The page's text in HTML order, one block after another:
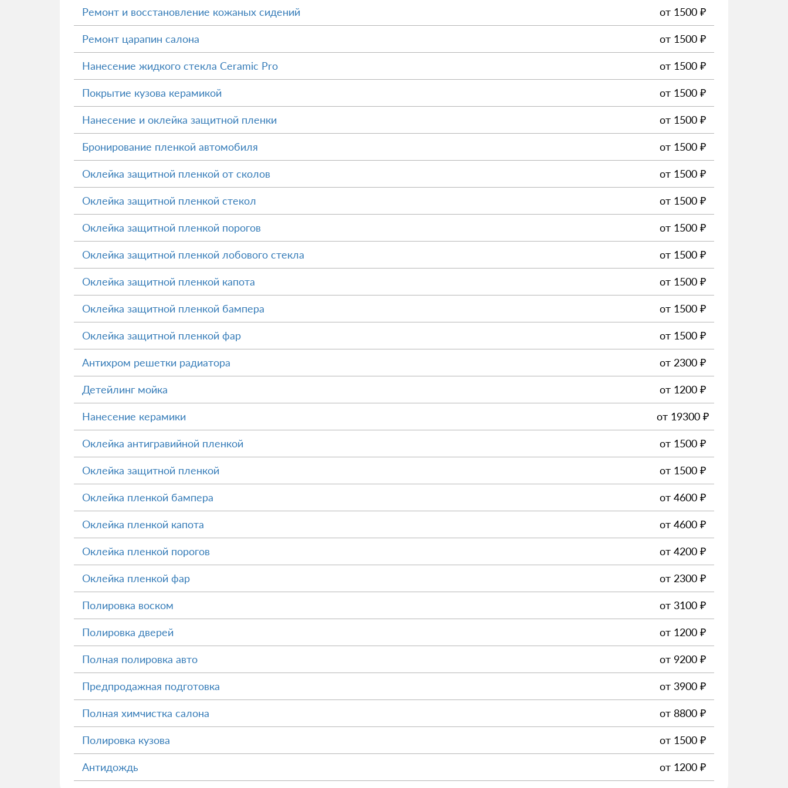
Ремонт и восстановление кожаных сидений от 1500 ₽
Ремонт царапин салона от 1500 ₽
Нанесение жидкого стекла Ceramic Pro от 1500 ₽
Покрытие кузова керамикой от 1500 ₽
Нанесение и оклейка защитной пленки от 1500 ₽
Бронирование пленкой автомобиля от 1500 ₽
Оклейка защитной пленкой от сколов от 1500 ₽
Оклейка защитной пленкой стекол от 1500 ₽
Оклейка защитной пленкой порогов от 1500 ₽
Оклейка защитной пленкой лобового стекла от 1500 ₽
Оклейка защитной пленкой капота от 1500 ₽
Оклейка защитной пленкой бампера от 1500 ₽
Оклейка защитной пленкой фар от 1500 ₽
Антихром решетки радиатора от 2300 ₽
Детейлинг мойка от 1200 ₽
Нанесение керамики от 19300 ₽
Оклейка антигравийной пленкой от 1500 ₽
Оклейка защитной пленкой от 1500 ₽
Оклейка пленкой бампера от 4600 ₽
Оклейка пленкой капота от 4600 ₽
Оклейка пленкой порогов от 4200 ₽
Оклейка пленкой фар от 2300 ₽
Полировка воском от 3100 ₽
Полировка дверей от 1200 ₽
Полная полировка авто от 9200 ₽
Предпродажная подготовка от 3900 ₽
Полная химчистка салона от 8800 ₽
Полировка кузова от 1500 ₽
Антидождь от 1200 ₽